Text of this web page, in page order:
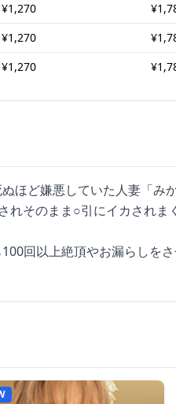
¥1,270
¥1,270
¥1,270
ほど嫌悪していた人妻「みか
そのまま○引にイカされま
回以上絶頂やお漏らしを